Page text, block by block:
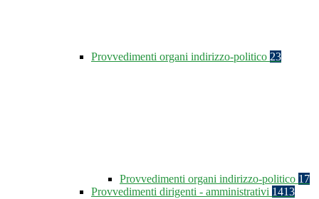
Provvedimenti organi indirizzo-politico 23
Provvedimenti organi indirizzo-politico 17
Provvedimenti dirigenti - amministrativi 1413